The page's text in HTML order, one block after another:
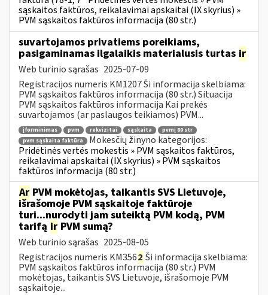
sąskaitos faktūros, reikalavimai apskaitai (IX skyrius) »
PVM sąskaitos faktūros informacija (80 str.)
suvartojamos privatiems poreikiams,
pasigaminamas ilgalaikis materialusis turtas ir
Web turinio sąrašas 2025-07-09
Registracijos numeris KM1207 Ši informacija skelbiama:
PVM sąskaitos faktūros informacija (80 str.) Situacija
PVM sąskaitos faktūros informacija Kai prekės
suvartojamos (ar paslaugos teikiamos) PVM...
įforminimas pvm rekvizitai sąskaita
pvmį 80 str
pvm sąskaita faktūra
Mokesčių žinyno kategorijos:
Pridėtinės vertės mokestis » PVM sąskaitos faktūros,
reikalavimai apskaitai (IX skyrius) » PVM sąskaitos
faktūros informacija (80 str.)
Ar PVM mokėtojas, taikantis SVS Lietuvoje,
išrašomoje PVM sąskaitoje faktūroje
turi...nurodyti jam suteiktą PVM kodą, PVM
tarifą ir PVM sumą?
Web turinio sąrašas 2025-08-05
Registracijos numeris KM3562 Ši informacija skelbiama:
PVM sąskaitos faktūros informacija (80 str.) PVM
mokėtojas, taikantis SVS Lietuvoje, išrašomoje PVM
sąskaitoje...